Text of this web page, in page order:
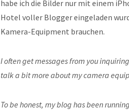
habe ich die Bilder nur mit einem
Hotel voller Blogger eingeladen
Kamera-Equipment brauchen.
I often get messages from you
talk a bit more about my camera
To be honest, my blog has been